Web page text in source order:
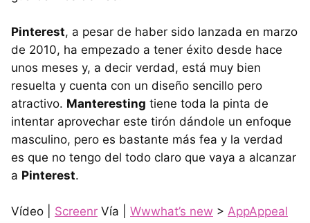
Pinterest, a pesar de haber sido lanzada en marzo
de 2010, ha empezado a tener éxito desde hace
unos meses y, a decir verdad, está muy bien
resuelta y cuenta con un diseño sencillo pero
atractivo. Manteresting tiene toda la pinta de
intentar aprovechar este tirón dándole un enfoque
masculino, pero es bastante más fea y la verdad
es que no tengo del todo claro que vaya a alcanzar
a Pinterest.
Vídeo | Screenr Vía | Wwwhat’s new > AppAppeal